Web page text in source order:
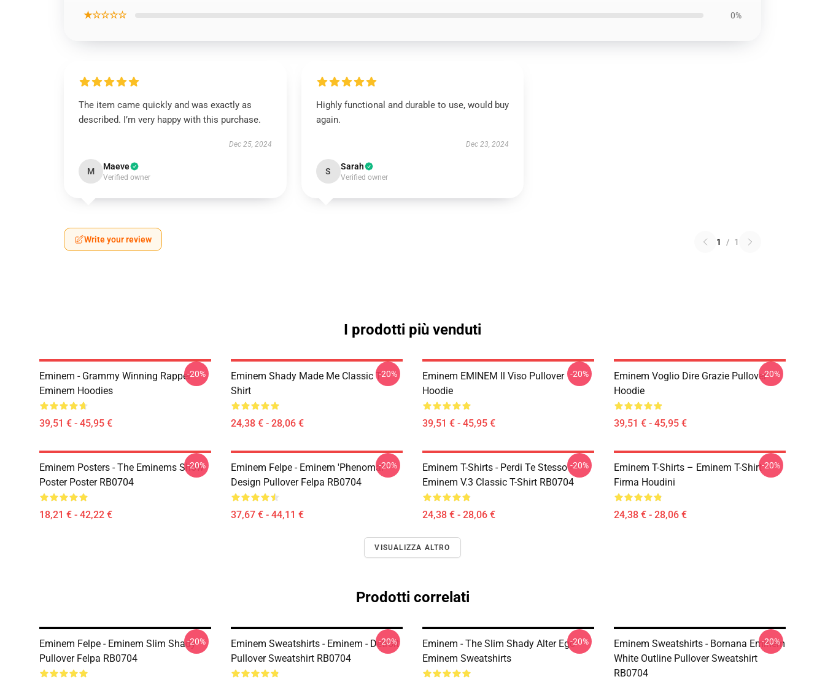
★☆☆☆☆ 0%
The item came quickly and was exactly as
described. I’m very happy with this purchase.
Dec 25, 2024
M Maeve
Verified owner
Highly functional and durable to use, would buy
again.
Dec 23, 2024
S Sarah
Verified owner
Write your review 1 / 1
I prodotti più venduti
Eminem - Grammy Winning Rapper
Eminem Hoodies
39,51 € - 45,95 €
-20%
Eminem Shady Made Me Classic T-
Shirt
24,38 € - 28,06 €
-20%
Eminem EMINEM Il Viso Pullover
Hoodie
39,51 € - 45,95 €
-20%
Eminem Voglio Dire Grazie Pullover
Hoodie
39,51 € - 45,95 €
-20%
Eminem Posters - The Eminems Show
Poster Poster RB0704
18,21 € - 42,22 €
-20%
Eminem Felpe - Eminem 'Phenomal'
Design Pullover Felpa RB0704
37,67 € - 44,11 €
-20%
Eminem T-Shirts - Perdi Te Stesso -
Eminem V.3 Classic T-Shirt RB0704
24,38 € - 28,06 €
-20%
Eminem T-Shirts – Eminem T-Shirt
Firma Houdini
24,38 € - 28,06 €
-20%
VISUALIZZA ALTRO
Prodotti correlati
Eminem Felpe - Eminem Slim Shady
Pullover Felpa RB0704
-20%
Eminem Sweatshirts - Eminem - Detroit
Pullover Sweatshirt RB0704
-20%
Eminem - The Slim Shady Alter Ego
Eminem Sweatshirts
-20%
Eminem Sweatshirts - Bornana Eminem
White Outline Pullover Sweatshirt
RB0704
-20%